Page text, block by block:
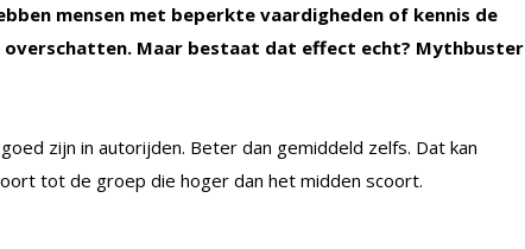
mensen met beperkte vaardigheden of kennis de
overschatten. Maar bestaat dat effect echt? Mythbuster
zijn in autorijden. Beter dan gemiddeld zelfs. Dat kan
tot de groep die hoger dan het midden scoort.